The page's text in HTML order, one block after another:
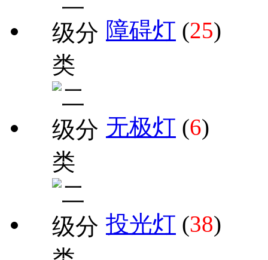
障碍灯 (25)
无极灯 (6)
投光灯 (38)